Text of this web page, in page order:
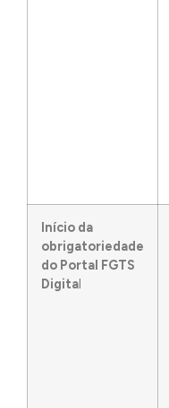
Início da
obrigatoriedade
do Portal FGTS
Digital